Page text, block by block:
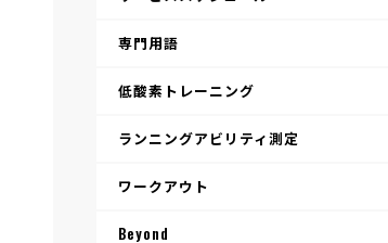
専門用語
低酸素トレーニング
ランニングアビリティ測定
ワークアウト
Beyond